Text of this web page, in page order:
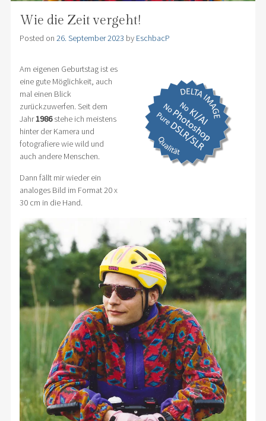
Wie die Zeit vergeht!
Posted on 26. September 2023 by EschbacP
Am eigenen Geburtstag ist es
eine gute Möglichkeit, auch
mal einen Blick
zurückzuwerfen. Seit dem
Jahr1986stehe ich meistens
hinter der Kamera und
fotografiere wie wild und
auch andere Menschen.
Dann fällt mir wieder ein
analoges Bild im Format 20 x
30 cm in die Hand.